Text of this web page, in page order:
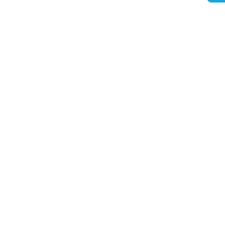
DORUČIŤ DO: